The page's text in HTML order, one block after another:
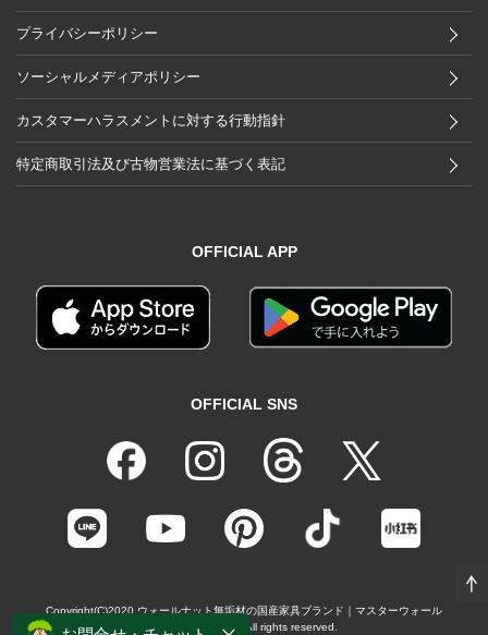
プライバシーポリシー
ソーシャルメディアポリシー
カスタマーハラスメントに対する行動指針
特定商取引法及び古物営業法に基づく表記
OFFICIAL APP
OFFICIAL SNS
Copyright(C)2020ウォールナット無垢材の国産家具ブランド｜マスターウォール
（MASTERWAL）
All rights reserved.